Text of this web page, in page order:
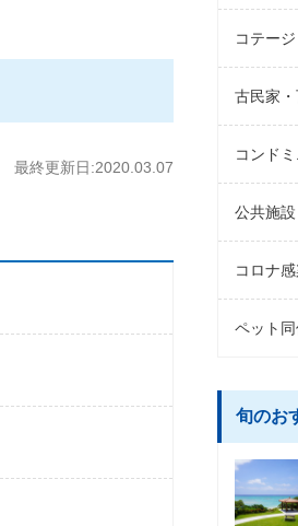
最終更新日:2020.03.07
コテー
古民家・
コンド
公共施
コロナ
ペット
旬のお